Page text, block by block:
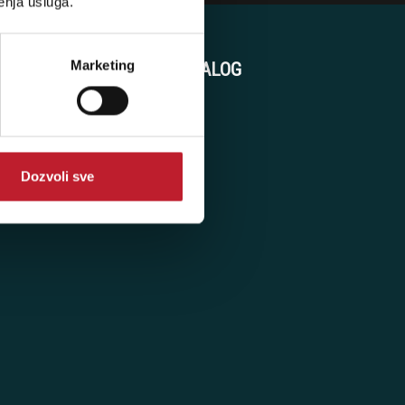
Marketing
Dozvoli sve
KORISNIČKI NALOG
Korpa